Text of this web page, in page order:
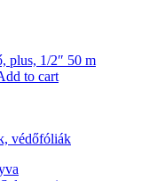
plus, 1/2″ 50 m
to cart
védőfóliák